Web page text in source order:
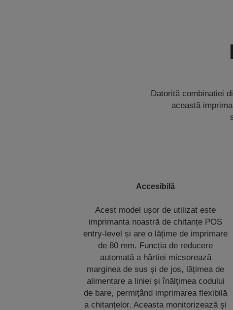
Datorită combinației
această
Accesibilă
Acest model ușor de utilizat este
imprimanta noastră de chitanțe POS
entry-level și are o lățime de imprimare
de 80 mm. Funcția de reducere
automată a hârtiei micșorează
marginea de sus și de jos, lățimea de
alimentare a liniei și înălțimea codului
de bare, permițând imprimarea flexibilă
a chitanțelor. Aceasta monitorizează și